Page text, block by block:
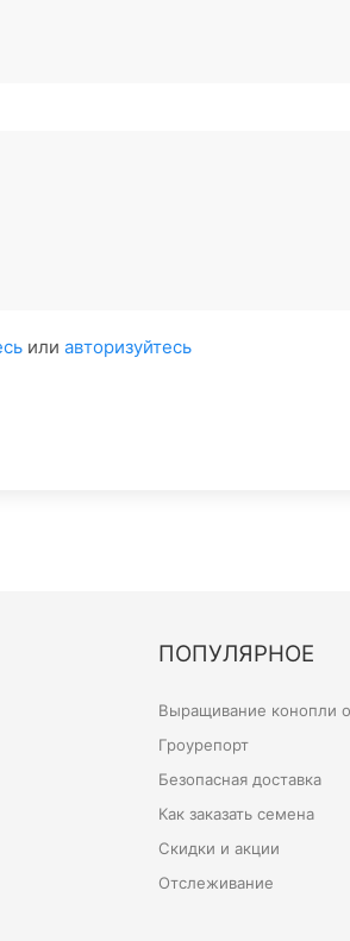
или авторизуйтесь
ПОПУЛЯРНОЕ
Выращивание конопли
Гроурепорт
Безопасная доставка
Как заказать семена
Скидки и акции
Отслеживание